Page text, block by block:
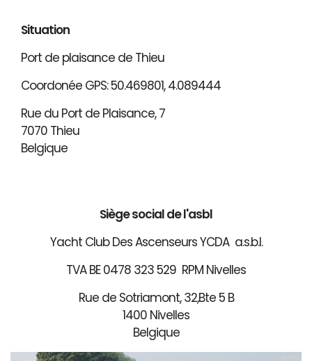
Situation
Port de plaisance de Thieu
Coordonée GPS: 50.469801, 4.089444
Rue du Port de Plaisance, 7
7070 Thieu
Belgique
Siège social de l'asbl
Yacht Club Des Ascenseurs YCDA a.s.b.l.
TVA BE 0478 323 529 RPM Nivelles
Rue de Sotriamont, 32,Bte 5 B
1400 Nivelles
Belgique